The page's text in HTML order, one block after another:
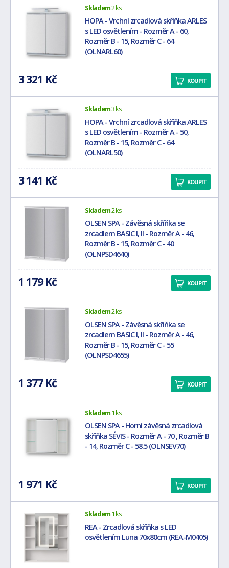
Skladem2 ks
HOPA - Vrchní zrcadlová skříňka ARLES
s LED osvětlením - Rozměr A - 60,
Rozměr B - 15, Rozměr C - 64
(OLNARL60)
3 321 Kč KOUPIT
Skladem3 ks
HOPA - Vrchní zrcadlová skříňka ARLES
s LED osvětlením - Rozměr A - 50,
Rozměr B - 15, Rozměr C - 64
(OLNARL50)
3 141 Kč KOUPIT
Skladem2 ks
OLSEN SPA - Závěsná skříňka se
zrcadlem BASIC I, II - Rozměr A - 46,
Rozměr B - 15, Rozměr C - 40
(OLNPSD4640)
1 179 Kč KOUPIT
Skladem2 ks
OLSEN SPA - Závěsná skříňka se
zrcadlem BASIC I, II - Rozměr A - 46,
Rozměr B - 15, Rozměr C - 55
(OLNPSD4655)
1 377 Kč KOUPIT
Skladem1 ks
OLSEN SPA - Horní závěsná zrcadlová
skříňka SÉVIS - Rozměr A - 70 , Rozměr B
- 14, Rozměr C - 58.5 (OLNSEV70)
1 971 Kč KOUPIT
Skladem1 ks
REA - Zrcadlová skříňka s LED
osvětlením Luna 70x80cm (REA-M0405)